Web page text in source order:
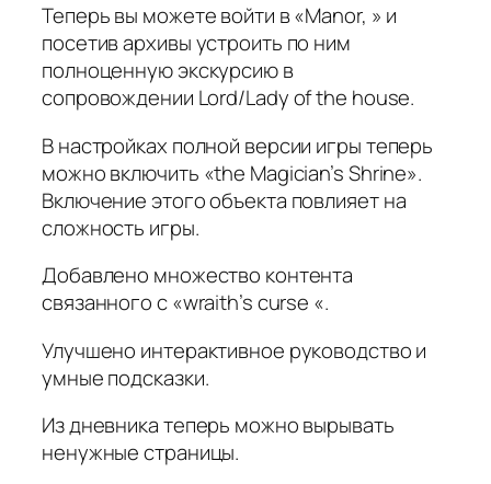
Теперь вы можете войти в «Manor, » и
посетив архивы устроить по ним
полноценную экскурсию в
сопровождении Lord/Lady of the house.
В настройках полной версии игры теперь
можно включить «the Magician’s Shrine».
Включение этого объекта повлияет на
сложность игры.
Добавлено множество контента
связанного с «wraith’s curse «.
Улучшено интерактивное руководство и
умные подсказки.
Из дневника теперь можно вырывать
ненужные страницы.